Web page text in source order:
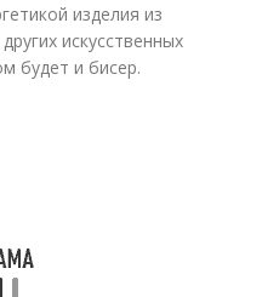
изделия из
искусственных
будет и бисер.